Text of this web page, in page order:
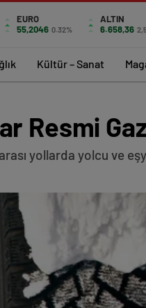
EURO
55,2046 0.32%
ALTIN
6.658,36
Kültür – Sanat
Resmi
yollarda yolcu ve